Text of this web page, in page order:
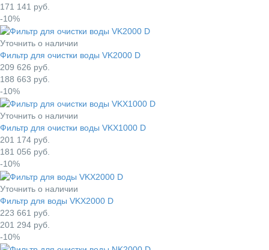
171 141 руб.
-10%
Уточнить о наличии
Фильтр для очистки воды VK2000 D
209 626 руб.
188 663 руб.
-10%
Уточнить о наличии
Фильтр для очистки воды VKX1000 D
201 174 руб.
181 056 руб.
-10%
Уточнить о наличии
Фильтр для воды VKX2000 D
223 661 руб.
201 294 руб.
-10%